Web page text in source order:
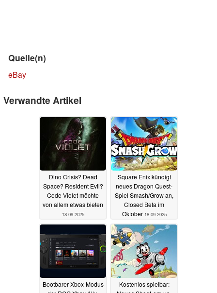
Quelle(n)
eBay
Verwandte Artikel
Dino Crisis? Dead
Space? Resident Evil?
Code Violet möchte
von allem etwas bieten
18.09.2025
Square Enix kündigt
neues Dragon Quest-
Spiel Smash/Grow an,
Closed Beta im
Oktober 18.09.2025
Bootbarer Xbox-Modus
Kostenlos spielbar: